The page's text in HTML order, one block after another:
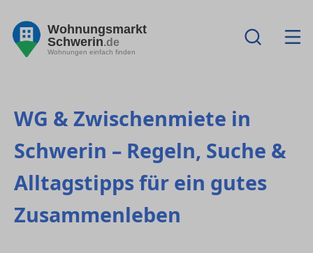
Wohnungsmarkt
Schwerin.de
Wohnungen einfach finden
WG & Zwischenmiete in
Schwerin – Regeln, Suche &
Alltagstipps für ein gutes
Zusammenleben